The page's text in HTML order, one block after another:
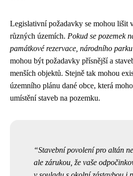
Legislativní požadavky se mohou lišit
různých územích. Pokud se pozemek
památkové rezervace, národního
mohou být požadavky přísnější a
menších objektů. Stejně tak mohou
územního plánu dané obce, která
umístění staveb na pozemku.
Stavební povolení pro altán
ale zárukou, že vaše